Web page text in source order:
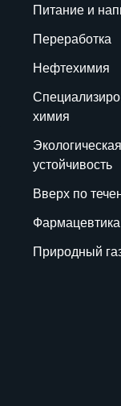
Питание и
Переработка
Нефтехимия
химия
Экологическая
устойчивость
Вверх по
Фармацевтика
Природный